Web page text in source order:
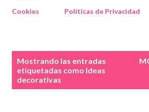
Cookies
Políticas de Privacidad
Mostrando las entradas
etiquetadas como Ideas
decorativas